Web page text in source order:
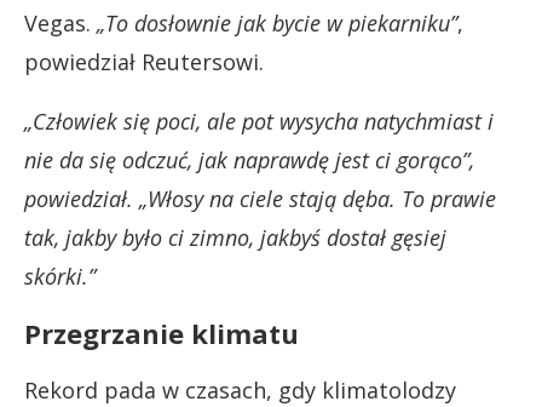
Vegas. „To dosłownie jak bycie w piekarniku”,
powiedział Reutersowi.
„Człowiek się poci, ale pot wysycha natychmiast i
nie da się odczuć, jak naprawdę jest ci gorąco”,
powiedział. „Włosy na ciele stają dęba. To prawie
tak, jakby było ci zimno, jakbyś dostał gęsiej
skórki.”
Przegrzanie klimatu
Rekord pada w czasach, gdy klimatolodzy